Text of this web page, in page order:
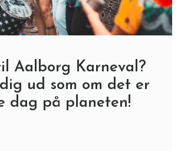
Aalborg Karneval?
ud som om det er
dag på planeten!